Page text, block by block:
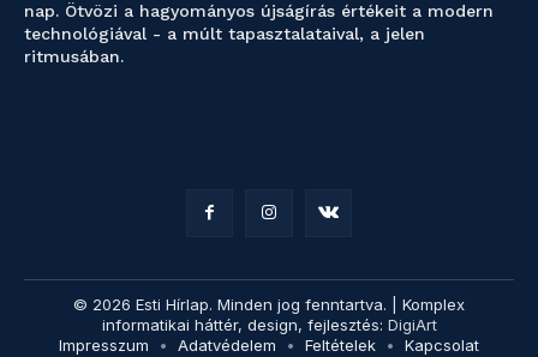
nap. Ötvözi a hagyományos újságírás értékeit a modern
technológiával - a múlt tapasztalataival, a jelen
ritmusában.
© 2026 Esti Hírlap. Minden jog fenntartva. | Komplex
informatikai háttér, design, fejlesztés: DigiArt
Impresszum
Adatvédelem Feltételek Kapcsolat